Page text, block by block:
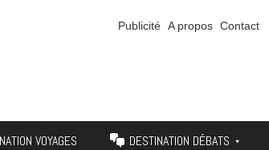
Publicité A propos Contact
VOYAGES DESTINATION DÉBATS